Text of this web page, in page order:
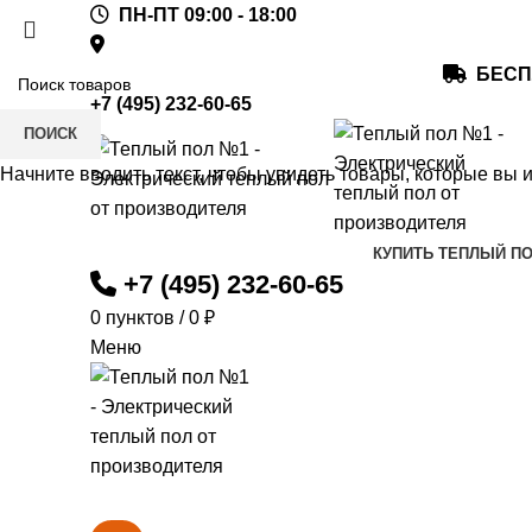
ПН-ПТ 09:00 - 18:00
+7 (495) 232-60-65
КУПИТЬ ТЕПЛЫЙ
+7 (495) 232-60-65
0 пунктов / 0 ₽
Меню
ПОИСК
Начните вводить текст, чтобы увидеть товары, которые вы